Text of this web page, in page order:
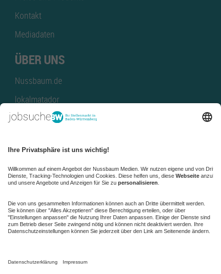
Kontakt
Mediadaten
ÜBER UNS
Nussbaum.de
lokalmatador
kaufinBW
NussbaumID
Nussbaum Medien
de.jobble.org